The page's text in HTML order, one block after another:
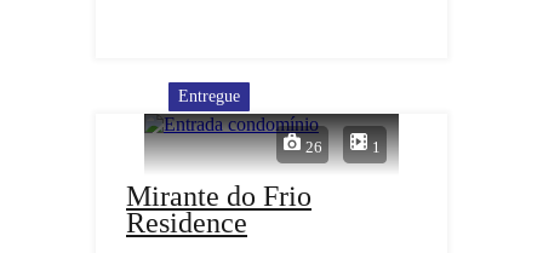
26 1
Entregue
Mirante do Frio
Residence